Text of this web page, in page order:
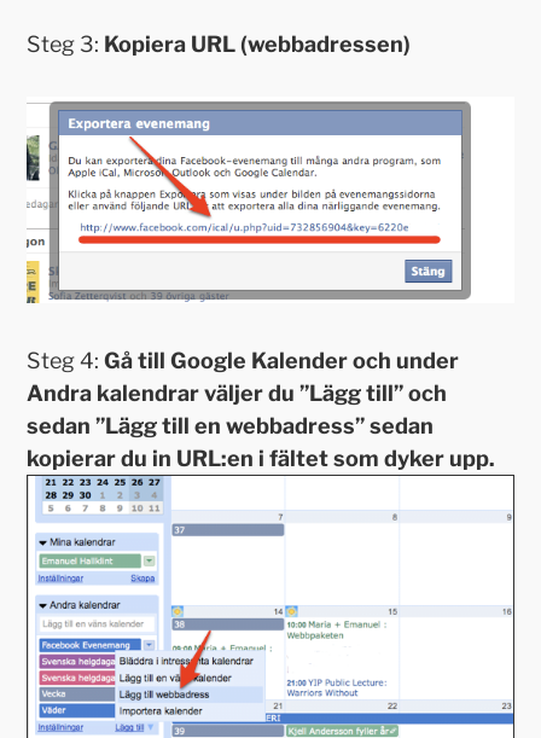
Steg 3: Kopiera URL (webbadressen)
Steg 4: Gå till Google Kalender och under
Andra kalendrar väljer du ”Lägg till” och
sedan ”Lägg till en webbadress” sedan
kopierar du in URL:en i fältet som dyker upp.